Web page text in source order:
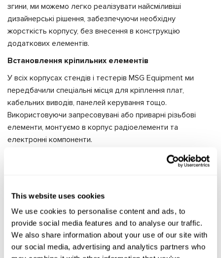
This website uses cookies
We use cookies to personalise content and ads, to
provide social media features and to analyse our traffic.
We also share information about your use of our site with
our social media, advertising and analytics partners who
згини, ми можемо легко реалізувати найсміливіші
дизайнерські рішення, забезпечуючи необхідну
жорсткість корпусу, без внесення в конструкцію
додаткових елементів.
Встановлення кріпильних елементів
У всіх корпусах стендів і тестерів MSG Equipment ми
передбачили спеціальні місця для кріплення плат,
кабельних виводів, панелей керування тощо.
Використовуючи запресовувані або приварні різьбові
елементи, монтуємо в корпус радіоелементи та
електронні компоненти.
Для нанесення лакофарбового покриття використовуємо
технологію порошкового фарбування. Серед її головних
переваг: стійкість до механічних впливів, можливість
використання в будь-яких кліматичних умовах.
Додатково цей метод забарвлення надає нашим